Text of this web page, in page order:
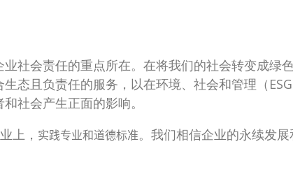
社会责任的重点所在。在将我们的社会转变成绿
态且负责任的服务，以在环境、社会和管理（
社会产生正面的影响。
上， 实践专业和道德标准。我们相信企业的永续发